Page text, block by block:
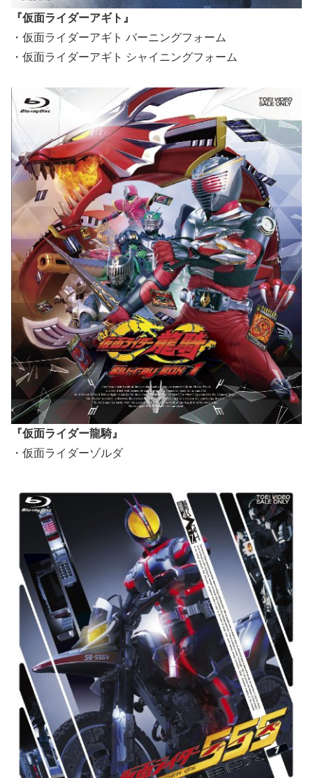
『仮面ライダーアギト』
・仮面ライダーアギト バーニングフォーム
・仮面ライダーアギト シャイニングフォーム
『仮面ライダー龍騎』
・仮面ライダーゾルダ